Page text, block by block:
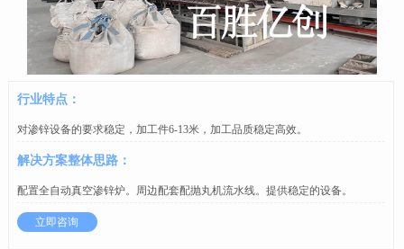
行业特点：
对渗锌设备的要求稳定，加工件6-13米，加工品质稳定高效。
解决方案整体思路：
配置全自动真空渗锌炉。周边配套配抛丸机流水线。提供稳定的设备。
立即咨询